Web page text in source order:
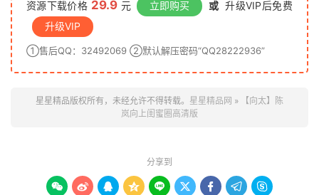
资源下载价格 29.9 元 立即购买 或 升级VIP后免费
升级VIP
①售后QQ：32492069 ②默认解压密码“QQ28222936”
星星精品版权所有，未经允许不得转载。 星星精品网 »
【向太】陈
岚向上闺蜜圈高清版
分享到
        